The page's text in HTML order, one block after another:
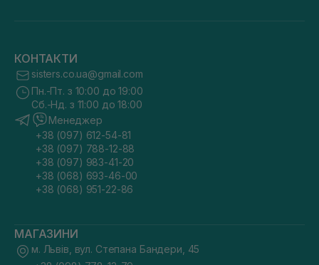
КОНТАКТИ
sisters.co.ua@gmail.com
Пн.-Пт. з 10:00 до 19:00
Сб.-Нд. з 11:00 до 18:00
Менеджер
+38 (097) 612-54-81
+38 (097) 788-12-88
+38 (097) 983-41-20
+38 (068) 693-46-00
+38 (068) 951-22-86
МАГАЗИНИ
м. Львів, вул. Степана Бандери, 45